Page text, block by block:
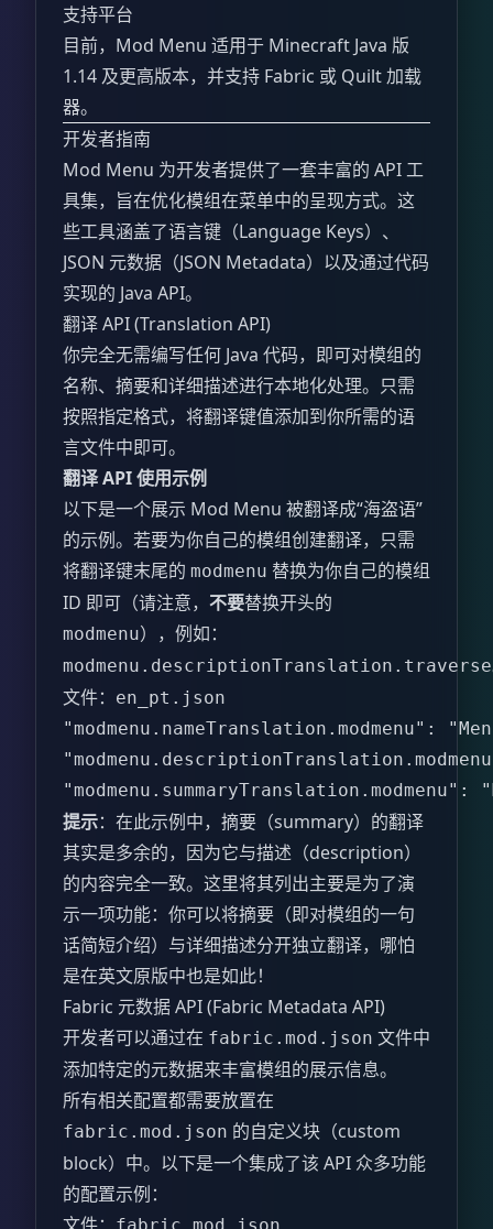
支持平台
目前，Mod Menu 适用于 Minecraft Java 版
1.14 及更高版本，并支持 Fabric 或 Quilt 加载
器。
开发者指南
Mod Menu 为开发者提供了一套丰富的 API 工
具集，旨在优化模组在菜单中的呈现方式。这
些工具涵盖了语言键（Language Keys）、
JSON 元数据（JSON Metadata）以及通过代码
实现的 Java API。
翻译 API (Translation API)
你完全无需编写任何 Java 代码，即可对模组的
名称、摘要和详细描述进行本地化处理。只需
按照指定格式，将翻译键值添加到你所需的语
言文件中即可。
翻译 API 使用示例
以下是一个展示 Mod Menu 被翻译成“海盗语”
的示例。若要为你自己的模组创建翻译，只需
将翻译键末尾的 modmenu 替换为你自己的模组
ID 即可（请注意， 不要替换开头的
modmenu），例如：
modmenu.descriptionTranslation.traverse
文件：
en_pt.json
"modmenu.nameTranslation.modmenu":
提示：在此示例中，摘要（summary）的翻译
其实是多余的，因为它与描述（description）
的内容完全一致。这里将其列出主要是为了演
示一项功能：你可以将摘要（即对模组的一句
话简短介绍）与详细描述分开独立翻译，哪怕
是在英文原版中也是如此！
Fabric 元数据 API (Fabric Metadata API)
开发者可以通过在 fabric.mod.json 文件中
添加特定的元数据来丰富模组的展示信息。
所有相关配置都需要放置在
fabric.mod.json 的自定义块（custom
block）中。以下是一个集成了该 API 众多功能
的配置示例：